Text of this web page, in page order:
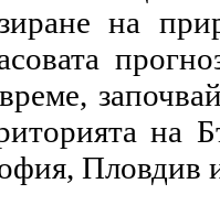
на
на
Пловдив